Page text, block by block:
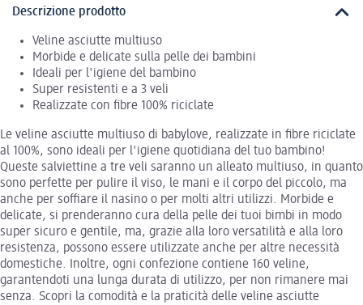
Descrizione prodotto
Veline asciutte multiuso
Morbide e delicate sulla pelle dei bambini
Ideali per l'igiene del bambino
Super resistenti e a 3 veli
Realizzate con fibre 100% riciclate
Le veline asciutte multiuso di babylove, realizzate in fibre riciclate
al 100%, sono ideali per l'igiene quotidiana del tuo bambino!
Queste salviettine a tre veli saranno un alleato multiuso, in quanto
sono perfette per pulire il viso, le mani e il corpo del piccolo, ma
anche per soffiare il nasino o per molti altri utilizzi. Morbide e
delicate, si prenderanno cura della pelle dei tuoi bimbi in modo
super sicuro e gentile, ma, grazie alla loro versatilità e alla loro
resistenza, possono essere utilizzate anche per altre necessità
domestiche. Inoltre, ogni confezione contiene 160 veline,
garantendoti una lunga durata di utilizzo, per non rimanere mai
senza. Scopri la comodità e la praticità delle veline asciutte